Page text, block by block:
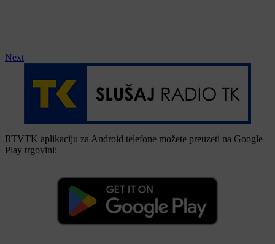
Next
RTVTK aplikaciju za Android telefone možete preuzeti na Google
Play trgovini: